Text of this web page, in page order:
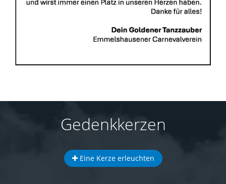
Gedenkkerzen
Eine Kerze erleuchten